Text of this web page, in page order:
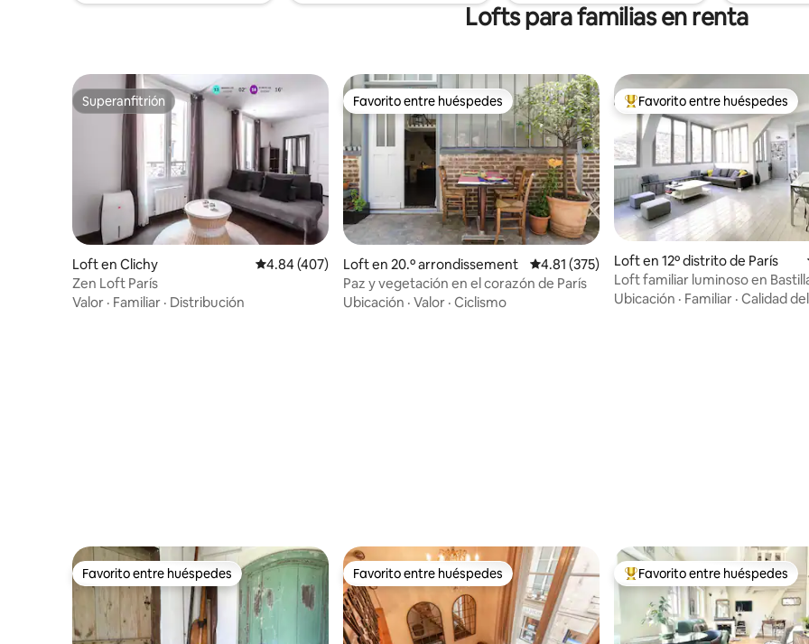
Lofts para familias en renta
Superanfitrión
Superanfitrión
Loft en Clichy Calificación promedio: 4.84 de 5; 407 evaluaciones
4.84 (407)
Zen Loft París
Valor · Familiar · Distribución
Favorito entre huéspedes
Favorito entre huéspedes
Loft en 20.º arrondissement Calificación promedio: 4.81 de 5; 375
4.81 (375)
Paz y vegetación en el corazón de París
Ubicación · Valor · Ciclismo
De los mejores en Favorito
Favorito entre huéspedes
Loft en 12º distrito de París
Loft familiar luminoso en
habitaciones • Silencioso
Ubicación · Familiar · Calidad
Favorito entre huéspedes
Favorito entre huéspedes Favorito entre huéspedes
Favorito entre huéspedes De los mejores en Favorito
Favorito entre huéspedes